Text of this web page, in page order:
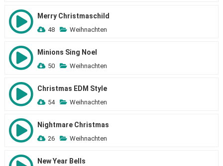
Merry Christmaschild
48 Weihnachten
Minions Sing Noel
50 Weihnachten
Christmas EDM Style
54 Weihnachten
Nightmare Christmas
26 Weihnachten
New Year Bells